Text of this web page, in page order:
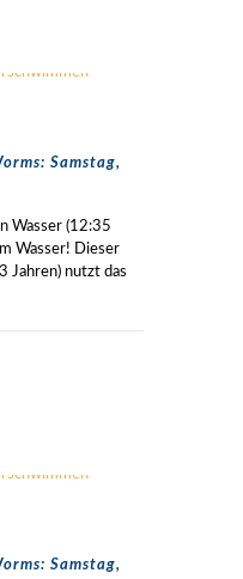
Samstag,
Wasser (12:35
Wasser! Dieser
Jahren) nutzt das
Samstag,